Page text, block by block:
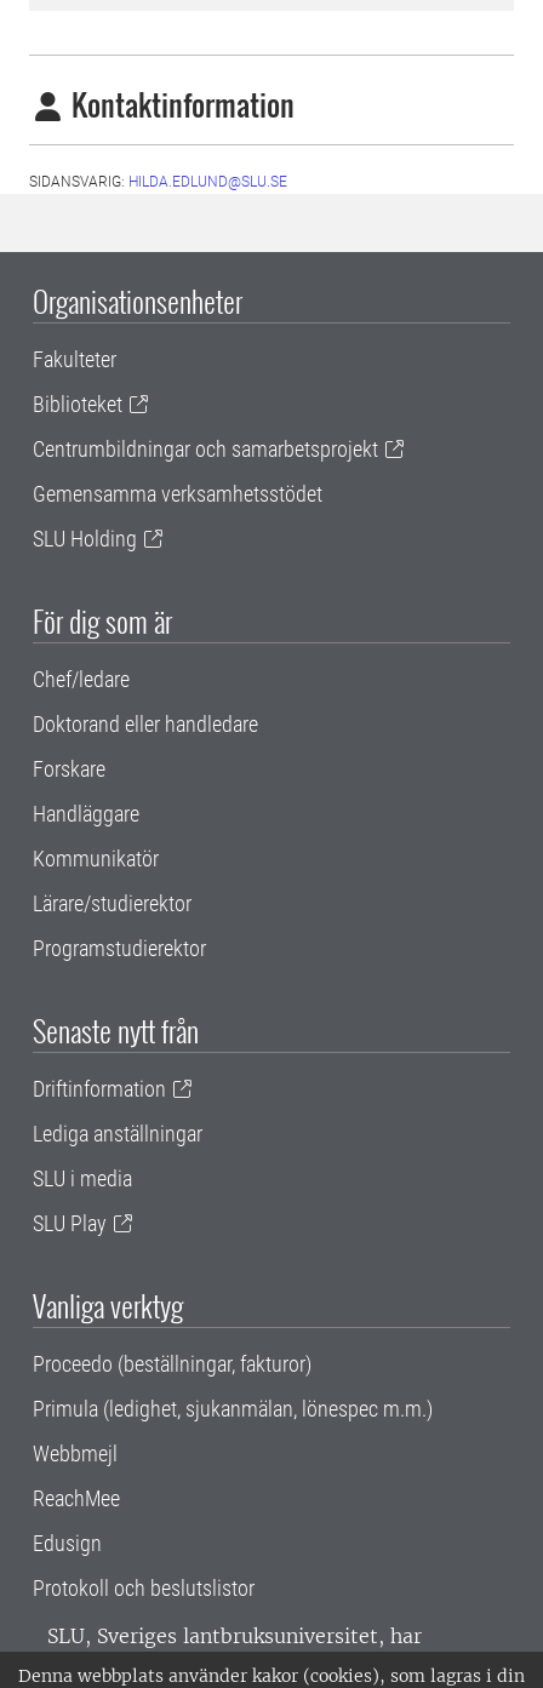
Denna webbplats använder kakor (cookies), som lagras i din
Kontaktinformation
SIDANSVARIG: HILDA.EDLUND@SLU.SE
Organisationsenheter
Fakulteter
Biblioteket
Centrumbildningar och samarbetsprojekt
Gemensamma verksamhetsstödet
SLU Holding
För dig som är
Chef/ledare
Doktorand eller handledare
Forskare
Handläggare
Kommunikatör
Lärare/studierektor
Programstudierektor
Senaste nytt från
Driftinformation
Lediga anställningar
SLU i media
SLU Play
Vanliga verktyg
Proceedo (beställningar, fakturor)
Primula (ledighet, sjukanmälan, lönespec m.m.)
Webbmejl
ReachMee
Edusign
Protokoll och beslutslistor
SLU, Sveriges lantbruksuniversitet, har
verksamhet över hela Sverige. Huvudorter är